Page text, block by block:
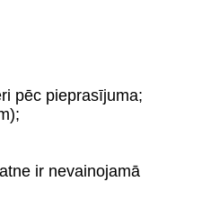
pēc pieprasījuma;
ir nevainojamā